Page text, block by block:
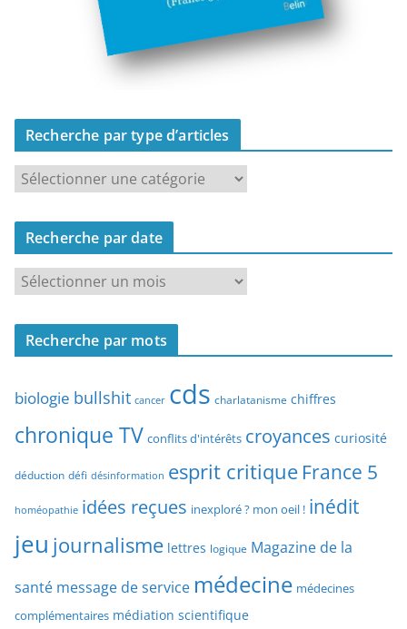
Recherche par type d’articles
c
e
e
a
y
e
d
’
a
Recherche par date
c
r
h
p
a
t
e
Recherche par mots
biologie bullshit cancer cds charlatanisme chiffres
chronique TV conflits d'intérêts croyances curiosité
déduction défi désinformation esprit critique France 5
homéopathie idées reçues inexploré ? mon oeil ! inédit
jeu journalisme lettres logique Magazine de la
santé message de service médecine médecines
complémentaires médiation scientifique